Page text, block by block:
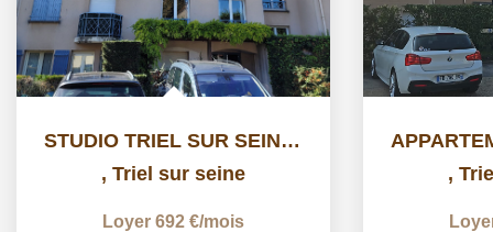
STUDIO TRIEL SUR SEINE - 1 pièce(s) - 30.76 m2
, Triel sur seine
Loyer 692 €/mois
,